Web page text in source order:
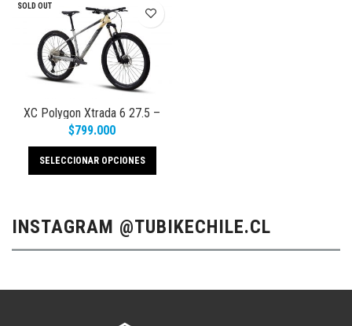
SOLD OUT
XC Polygon Xtrada 6 27.5 –
2021
$799.000
SELECCIONAR OPCIONES
INSTAGRAM @TUBIKECHILE.CL